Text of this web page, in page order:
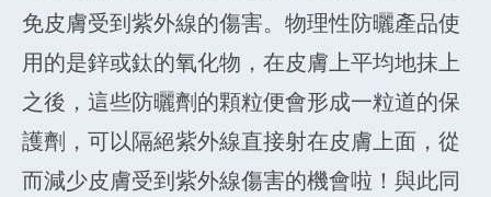
免皮膚受到紫外線的傷害。物理性防曬產品使
用的是鋅或鈦的氧化物，在皮膚上平均地抹上
之後，這些防曬劑的顆粒便會形成一粒道的保
護劑，可以隔絕紫外線直接射在皮膚上面，從
而減少皮膚受到紫外線傷害的機會啦！與此同